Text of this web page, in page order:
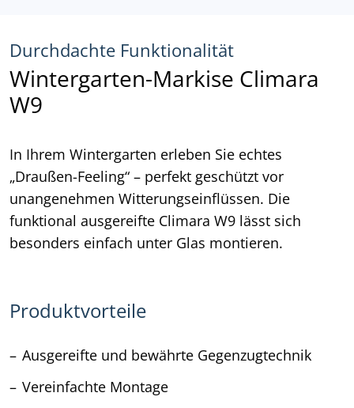
Durchdachte Funktionalität
Wintergarten-Markise Climara
W9
In Ihrem Wintergarten erleben Sie echtes
„Draußen-Feeling“ – perfekt geschützt vor
unangenehmen Witterungseinflüssen. Die
funktional ausgereifte Climara W9 lässt sich
besonders einfach unter Glas montieren.
Produktvorteile
Ausgereifte und bewährte Gegenzugtechnik
Vereinfachte Montage